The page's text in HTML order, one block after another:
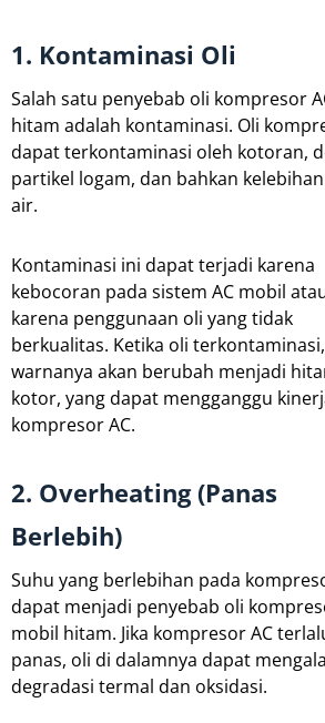
1. Kontaminasi Oli
Salah satu penyebab oli kompresor
hitam adalah kontaminasi. Oli
dapat terkontaminasi oleh kotoran,
partikel logam, dan bahkan
air.
Kontaminasi ini dapat terjadi karena
kebocoran pada sistem AC mobil
karena penggunaan oli yang tidak
berkualitas. Ketika oli terkontaminasi,
warnanya akan berubah menjadi
kotor, yang dapat mengganggu
kompresor AC.
2. Overheating (Panas
Berlebih)
Suhu yang berlebihan pada
dapat menjadi penyebab oli
mobil hitam. Jika kompresor AC
panas, oli di dalamnya dapat
degradasi termal dan oksidasi.